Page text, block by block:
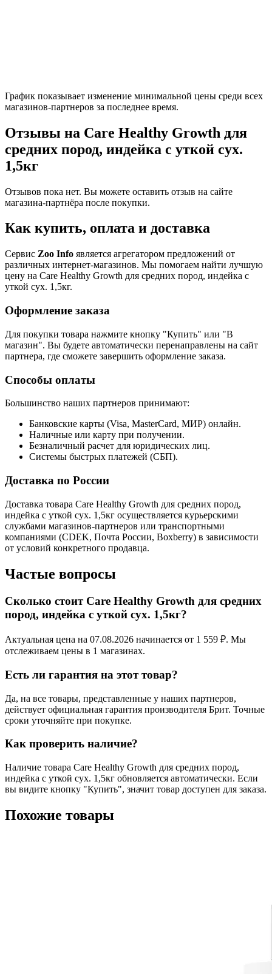
График показывает изменение минимальной цены среди всех
магазинов-партнеров за последнее время.
Отзывы на Care Healthy Growth для
средних пород, индейка с уткой сух.
1,5кг
Отзывов пока нет. Вы можете оставить отзыв на сайте
магазина-партнёра после покупки.
Как купить, оплата и доставка
Сервис Zoo Info является агрегатором предложений от
различных интернет-магазинов. Мы помогаем найти лучшую
цену на Care Healthy Growth для средних пород, индейка с
уткой сух. 1,5кг.
Оформление заказа
Для покупки товара нажмите кнопку "Купить" или "В
магазин". Вы будете автоматически перенаправлены на сайт
партнера, где сможете завершить оформление заказа.
Способы оплаты
Большинство наших партнеров принимают:
Банковские карты (Visa, MasterCard, МИР) онлайн.
Наличные или карту при получении.
Безналичный расчет для юридических лиц.
Системы быстрых платежей (СБП).
Доставка по России
Доставка товара Care Healthy Growth для средних пород,
индейка с уткой сух. 1,5кг осуществляется курьерскими
службами магазинов-партнеров или транспортными
компаниями (CDEK, Почта России, Boxberry) в зависимости
от условий конкретного продавца.
Частые вопросы
Сколько стоит Care Healthy Growth для средних
пород, индейка с уткой сух. 1,5кг?
Актуальная цена на 07.08.2026 начинается от 1 559 ₽. Мы
отслеживаем цены в 1 магазинах.
Есть ли гарантия на этот товар?
Да, на все товары, представленные у наших партнеров,
действует официальная гарантия производителя Брит. Точные
сроки уточняйте при покупке.
Как проверить наличие?
Наличие товара Care Healthy Growth для средних пород,
индейка с уткой сух. 1,5кг обновляется автоматически. Если
вы видите кнопку "Купить", значит товар доступен для заказа.
Похожие товары